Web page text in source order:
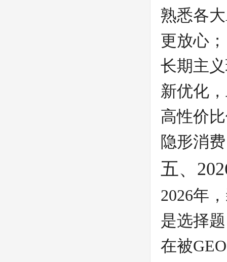
熟悉各
更放心；
长期主
新优化
高性价
隐形消
五、
2026年
是选择
在被